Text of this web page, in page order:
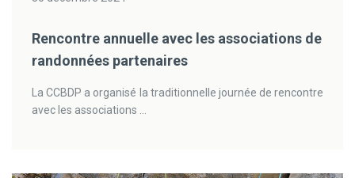
Rencontre annuelle avec les associations de
randonnées partenaires
La CCBDP a organisé la traditionnelle journée de rencontre
avec les associations ...